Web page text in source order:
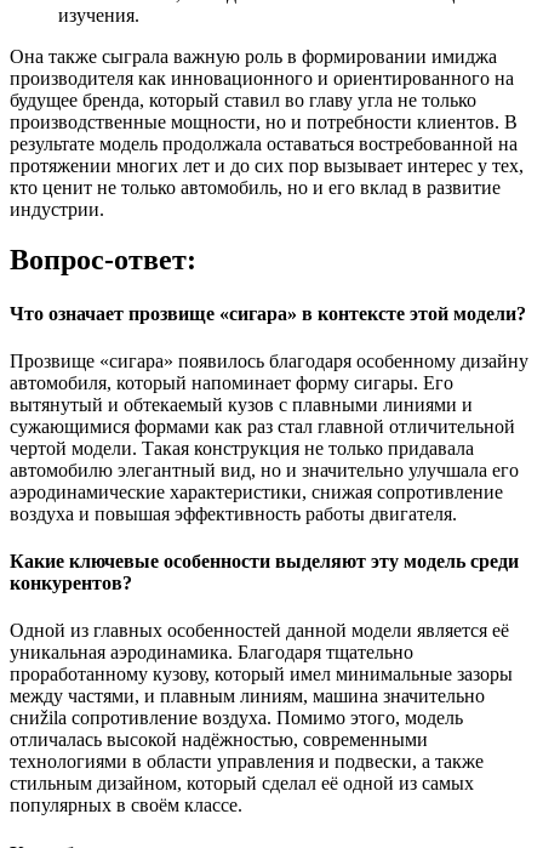
изучения.
Она также сыграла важную роль в формировании имиджа
производителя как инновационного и ориентированного на
будущее бренда, который ставил во главу угла не только
производственные мощности, но и потребности клиентов. В
результате модель продолжала оставаться востребованной на
протяжении многих лет и до сих пор вызывает интерес у тех,
кто ценит не только автомобиль, но и его вклад в развитие
индустрии.
Вопрос-ответ:
Что означает прозвище «сигара» в контексте этой модели?
Прозвище «сигара» появилось благодаря особенному дизайну
автомобиля, который напоминает форму сигары. Его
вытянутый и обтекаемый кузов с плавными линиями и
сужающимися формами как раз стал главной отличительной
чертой модели. Такая конструкция не только придавала
автомобилю элегантный вид, но и значительно улучшала его
аэродинамические характеристики, снижая сопротивление
воздуха и повышая эффективность работы двигателя.
Какие ключевые особенности выделяют эту модель среди
конкурентов?
Одной из главных особенностей данной модели является её
уникальная аэродинамика. Благодаря тщательно
проработанному кузову, который имел минимальные зазоры
между частями, и плавным линиям, машина значительно
сниžila сопротивление воздуха. Помимо этого, модель
отличалась высокой надёжностью, современными
технологиями в области управления и подвески, а также
стильным дизайном, который сделал её одной из самых
популярных в своём классе.